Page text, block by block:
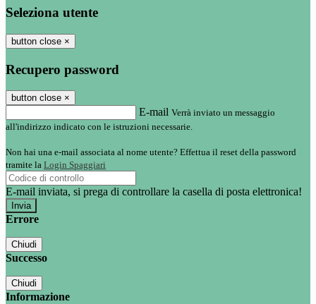
Seleziona utente
button close ×
Recupero password
button close ×
E-mail Verrà inviato un messaggio
all'indirizzo indicato con le istruzioni necessarie.
Non hai una e-mail associata al nome utente? Effettua il reset della password
tramite la Login Spaggiari
E-mail inviata, si prega di controllare la casella di posta elettronica!
Errore
Chiudi
Successo
Chiudi
Informazione